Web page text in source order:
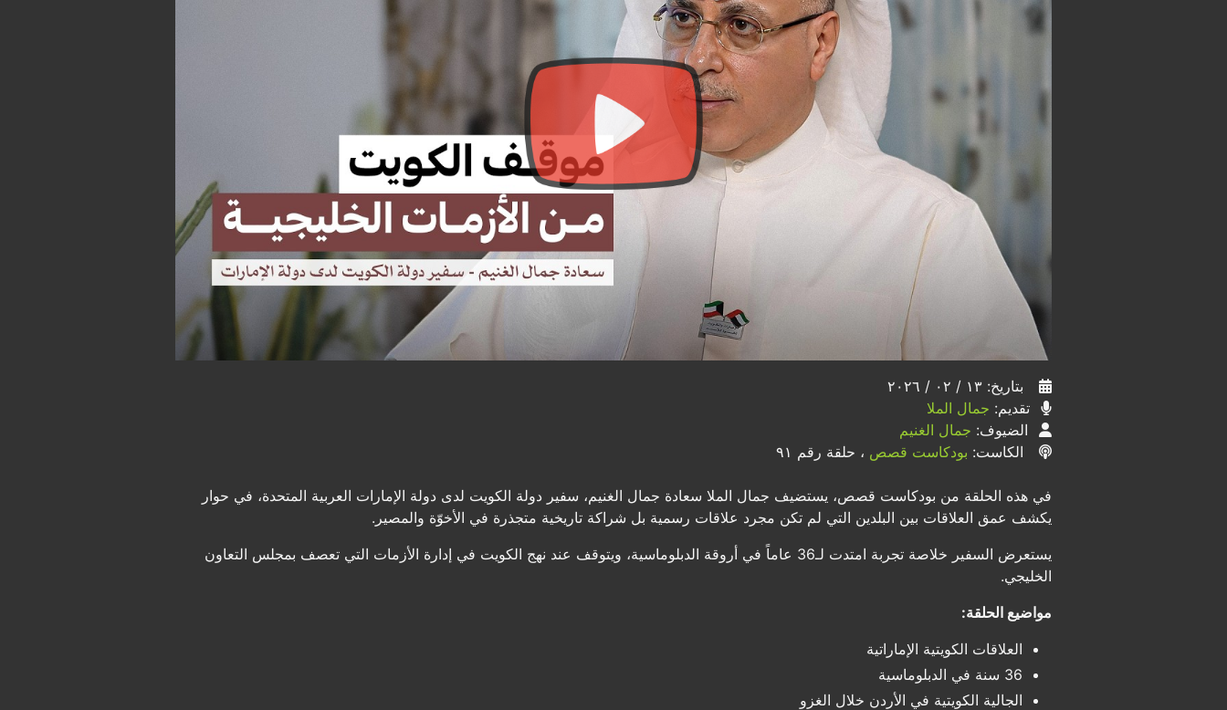
بتاريخ: ١٣ / ٠٢ / ٢٠٢٦
تقديم: جمال الملا
الضيوف: جمال الغنيم
الكاست: بودكاست قصص ، حلقة رقم ٩١
في هذه الحلقة من بودكاست قصص، يستضيف جمال الملا سعادة جمال الغنيم، سفير دولة الكويت لدى دولة الإمارات العربية المتحدة، في حوار
يكشف عمق العلاقات بين البلدين التي لم تكن مجرد علاقات رسمية بل شراكة تاريخية متجذرة في الأخوّة والمصير.
يستعرض السفير خلاصة تجربة امتدت لـ36 عاماً في أروقة الدبلوماسية، ويتوقف عند نهج الكويت في إدارة الأزمات التي تعصف بمجلس التعاون
الخليجي.
مواضيع الحلقة:
العلاقات الكويتية الإماراتية
36 سنة في الدبلوماسية
الجالية الكويتية في الأردن خلال الغزو